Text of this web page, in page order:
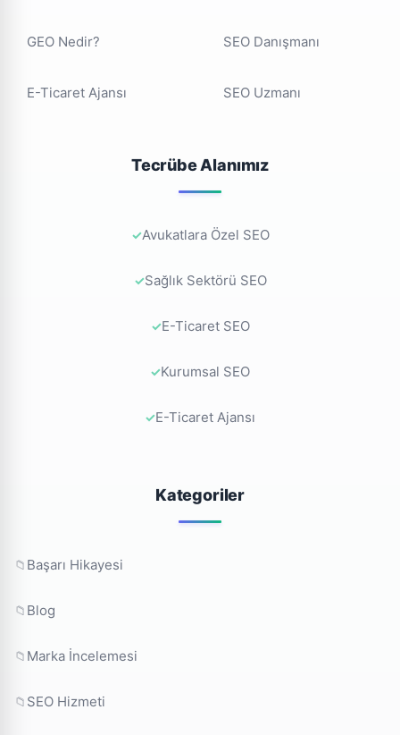
GEO Nedir? SEO Danışmanı
E-Ticaret Ajansı SEO Uzmanı
Tecrübe Alanımız
Avukatlara Özel SEO
Sağlık Sektörü SEO
E-Ticaret SEO
Kurumsal SEO
E-Ticaret Ajansı
Kategoriler
Başarı Hikayesi
Blog
Marka İncelemesi
SEO Hizmeti